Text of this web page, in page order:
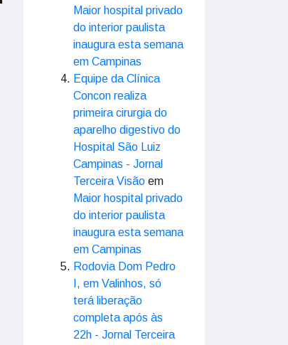
Maior hospital privado
do interior paulista
inaugura esta semana
em Campinas
Equipe da Clínica
Concon realiza
primeira cirurgia do
aparelho digestivo do
Hospital São Luiz
Campinas - Jornal
Terceira Visão em
Maior hospital privado
do interior paulista
inaugura esta semana
em Campinas
Rodovia Dom Pedro
I, em Valinhos, só
terá liberação
completa após às
22h - Jornal Terceira